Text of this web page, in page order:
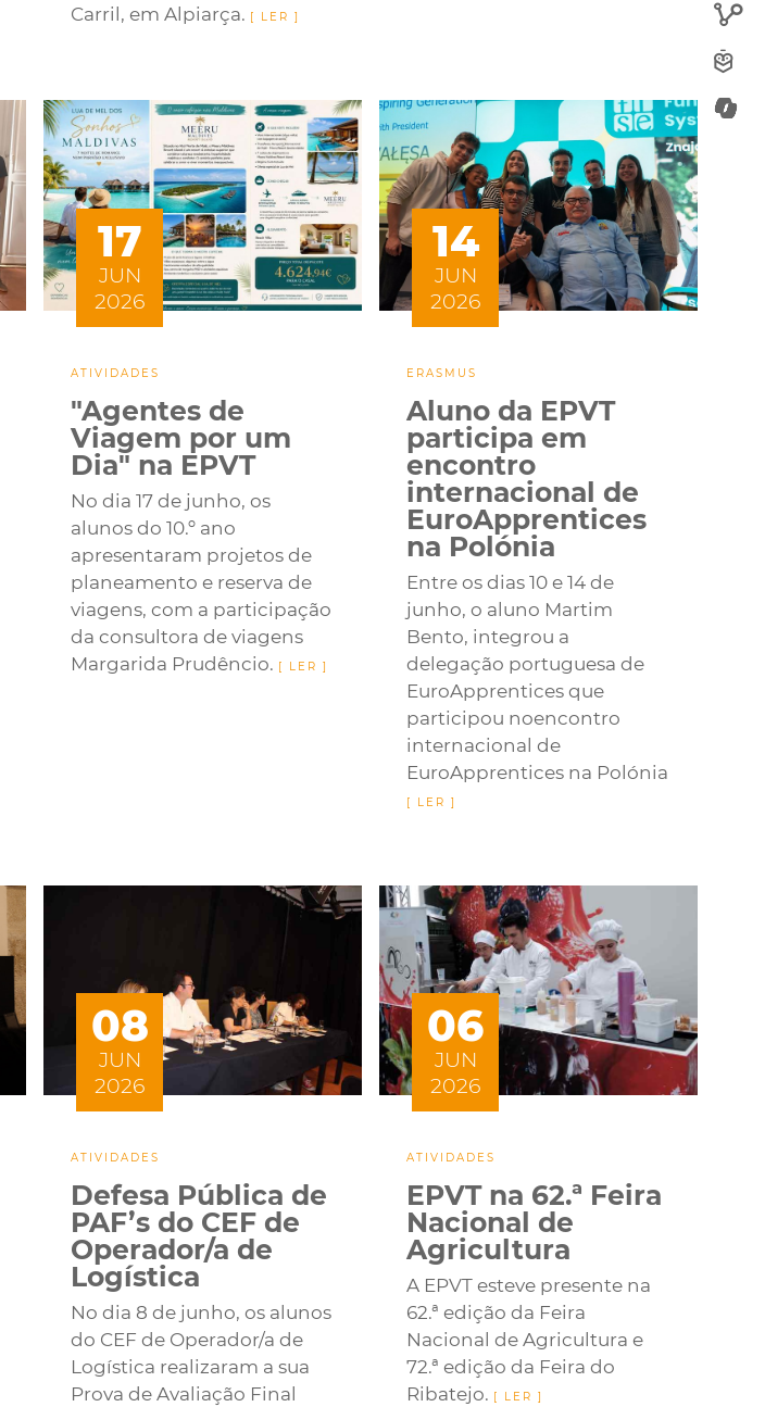
Carril, em Alpiarça.
17
JUN
2026
ATIVIDADES
"Agentes de
Viagem por um
Dia" na EPVT
No dia 17 de junho, os
alunos do 10.º ano
apresentaram projetos de
planeamento e reserva de
viagens, com a participação
da consultora de viagens
Margarida Prudêncio.
14
JUN
2026
ERASMUS
Aluno da EPVT
participa em
encontro
internacional de
EuroApprentices
na Polónia
Entre os dias 10 e 14 de
junho, o aluno Martim
Bento, integrou a
delegação portuguesa de
EuroApprentices que
participou noencontro
internacional de
EuroApprentices na Polónia
08
JUN
2026
ATIVIDADES
Defesa Pública de
PAF’s do CEF de
Operador/a de
Logística
No dia 8 de junho, os alunos
do CEF de Operador/a de
Logística realizaram a sua
Prova de Avaliação Final
06
JUN
2026
ATIVIDADES
EPVT na 62.ª Feira
Nacional de
Agricultura
A EPVT esteve presente na
62.ª edição da Feira
Nacional de Agricultura e
72.ª edição da Feira do
Ribatejo.